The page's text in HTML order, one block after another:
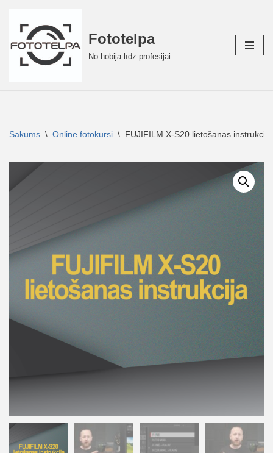
Skip
to
content
Fototelpa
No hobija līdz profesijai
Sākums \ Online fotokursi \ FUJIFILM X-S20 lietošanas instrukcija